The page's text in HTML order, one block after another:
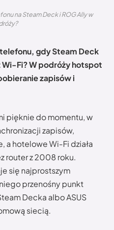
na Steam Deck i ROG Ally w
gdy Steam Deck
Wi-Fi? W podróży hotspot
zapisów i
pięknie do momentu, w
zapisów,
a hotelowe Wi-Fi działa
router z 2008 roku.
się najprostszym
przenośny punkt
Decka albo ASUS
siecią.